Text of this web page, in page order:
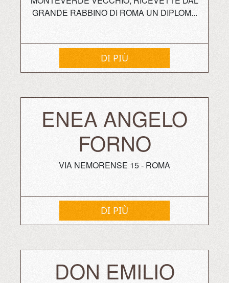
GRANDE RABBINO DI ROMA UN DIPLOM...
DI PIÙ
ENEA ANGELO
FORNO
VIA NEMORENSE 15 - ROMA
DI PIÙ
DON EMILIO